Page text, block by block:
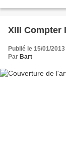
XIII Compter
Publié le 15/01/
Par Bart